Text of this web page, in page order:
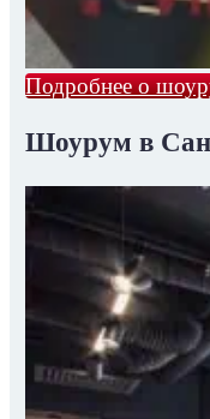
Подробнее о
Шоурум в